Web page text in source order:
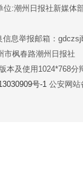
位:潮州日报社新媒体
息举报邮箱：
市枫春路潮州日报社
本及使用1024*768分
号-1 公安网站